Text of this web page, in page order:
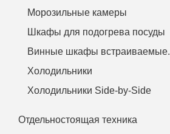
Морозильные камеры
Шкафы для подогрева посуды
Винные шкафы встраиваемые.
Холодильники
Холодильники Side-by-Side
Отдельностоящая техника